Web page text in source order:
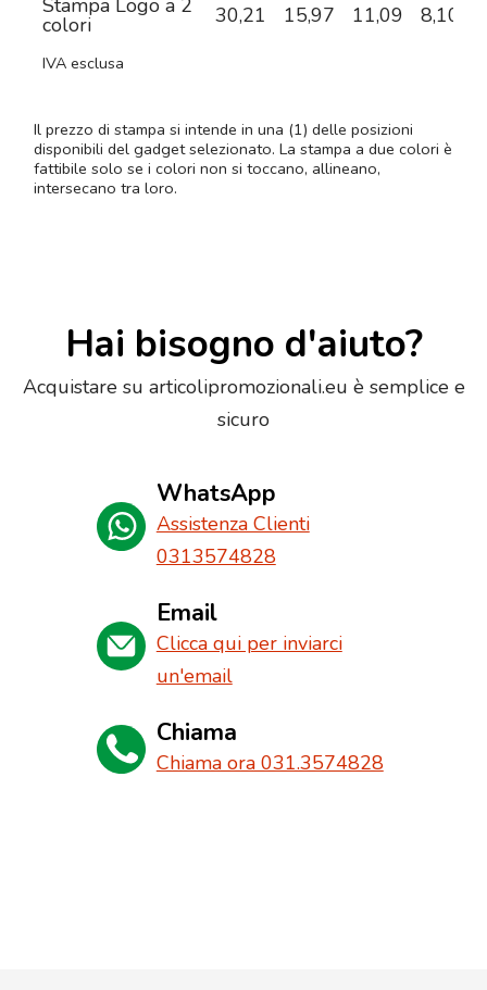
Stampa Logo a 2
colori 30,21 15,97 11,09 8,10
IVA esclusa
Il prezzo di stampa si intende in una (1) delle posizioni
disponibili del gadget selezionato. La stampa a due colori è
fattibile solo se i colori non si toccano, allineano,
intersecano tra loro.
Hai bisogno d'aiuto?
Acquistare su articolipromozionali.eu è semplice e
sicuro
WhatsApp
Assistenza Clienti
0313574828
Email
Clicca qui per inviarci
un'email
Chiama
Chiama ora 031.3574828